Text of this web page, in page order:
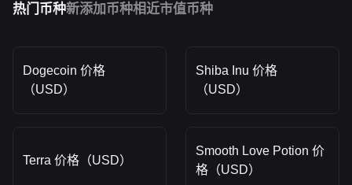
热门币种新添加币种相近市值币种
Dogecoin 价格
（USD）
Shiba Inu 价格
（USD）
Terra 价格（USD）
Smooth Love Potion 价
格（USD）